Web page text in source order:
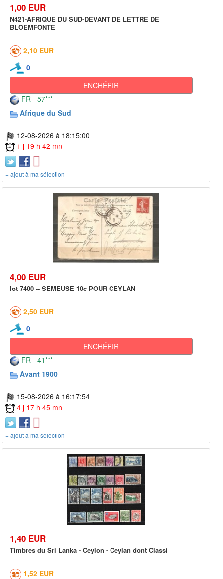
1,00 EUR
N421-AFRIQUE DU SUD-DEVANT DE LETTRE DE
BLOEMFONTE
2,10 EUR
0
ENCHÉRIR
FR - 57***
Afrique du Sud
12-08-2026 à 18:15:00
1 j 19 h 42 mn
+ ajout à ma sélection
4,00 EUR
lot 7400 -- SEMEUSE 10c POUR CEYLAN
2,50 EUR
0
ENCHÉRIR
FR - 41***
Avant 1900
15-08-2026 à 16:17:54
4 j 17 h 45 mn
+ ajout à ma sélection
1,40 EUR
Timbres du Sri Lanka - Ceylon - Ceylan dont Classi
1,52 EUR